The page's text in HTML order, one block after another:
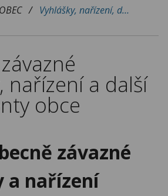
KONTAKTY
OBEC / Vyhlášky, nařízení, dokumenty obce
nařízení a další
obce
závazné
a nařízení